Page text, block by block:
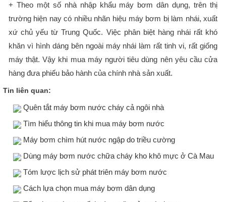
+ Theo một số nhà nhập khẩu máy bơm dân dụng, trên thị
trường hiện nay có nhiều nhãn hiệu máy bơm bị làm nhái, xuất
xứ chủ yếu từ Trung Quốc. Việc phân biệt hàng nhái rất khó
khăn vì hình dáng bên ngoài máy nhái làm rất tinh vi, rất giống
máy thật. Vậy khi mua máy người tiêu dùng nên yêu cầu cửa
hàng đưa phiếu bảo hành của chính nhà sản xuất.
Tin liên quan:
Quên tắt máy bơm nước cháy cả ngôi nhà
Tìm hiểu thông tin khi mua máy bơm nước
Máy bơm chìm hút nước ngập do triều cường
Dùng máy bơm nước chữa cháy kho khô mực ở Cà Mau
Tóm lược lịch sử phát triên máy bơm nước
Cách lựa chọn mua máy bơm dân dụng